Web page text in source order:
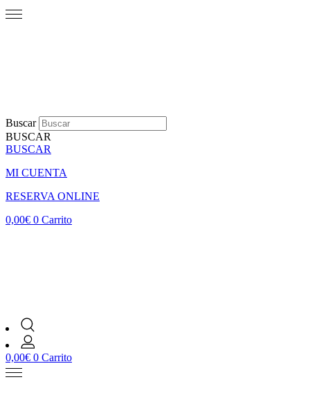
Buscar
BUSCAR
BUSCAR
MI CUENTA
RESERVA ONLINE
0,00€ 0 Carrito
0,00€ 0 Carrito